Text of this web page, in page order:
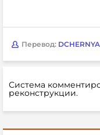
Перевод:
Система
реконструкции.